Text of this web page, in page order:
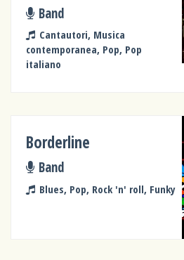
Band
Cantautori, Musica
contemporanea, Pop, Pop
italiano
Borderline
Band
Blues, Pop, Rock 'n' roll, Funky